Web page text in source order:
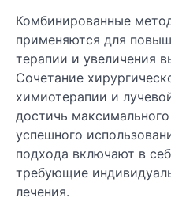
Комбинированные
применяются для
терапии и увеличения
Сочетание
химиотерапии и
достичь
успешного
подхода включают в
требующие
лечения.